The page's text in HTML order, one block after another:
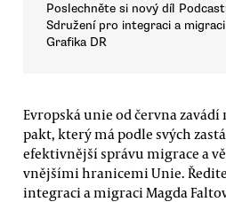
Poslechněte si nový díl
Sdružení pro integraci a
Grafika DR
Evropská unie od června
pakt, který má podle svých
efektivnější správu migrace a
vnějšími hranicemi Unie.
integraci a migraci Magda